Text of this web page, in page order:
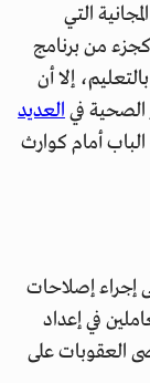
التي
كجزء من برنامج
إلا أن
الصحية فيالعديد
أمام كوارث
إصلاحات
في إعداد
العقوبات على